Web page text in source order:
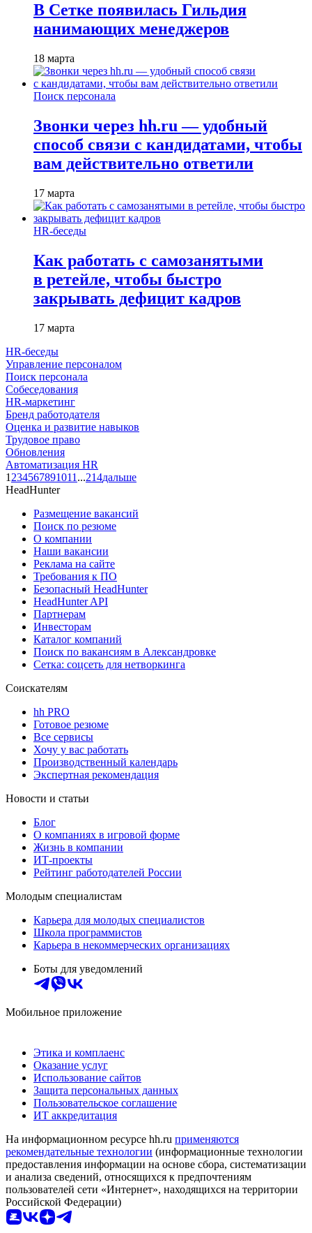
В Сетке появилась Гильдия
нанимающих менеджеров
18 марта
Поиск персонала
Звонки через hh.ru — удобный
способ связи с кандидатами, чтобы
вам действительно ответили
17 марта
HR-беседы
Как работать с самозанятыми
в ретейле, чтобы быстро
закрывать дефицит кадров
17 марта
HR-беседы
Управление персоналом
Поиск персонала
Собеседования
HR-маркетинг
Бренд работодателя
Оценка и развитие навыков
Трудовое право
Обновления
Автоматизация HR
1 234567891011 ...214дальше
HeadHunter
Размещение вакансий
Поиск по резюме
О компании
Наши вакансии
Реклама на сайте
Требования к ПО
Безопасный HeadHunter
HeadHunter API
Партнерам
Инвесторам
Каталог компаний
Поиск по вакансиям в Александровке
Сетка: соцсеть для нетворкинга
Соискателям
hh PRO
Готовое резюме
Все сервисы
Хочу у вас работать
Производственный календарь
Экспертная рекомендация
Новости и статьи
Блог
О компаниях в игровой форме
Жизнь в компании
ИТ-проекты
Рейтинг работодателей России
Молодым специалистам
Карьера для молодых специалистов
Школа программистов
Карьера в некоммерческих организациях
Боты для уведомлений
Мобильное приложение
Этика и комплаенс
Оказание услуг
Использование сайтов
Защита персональных данных
Пользовательское соглашение
ИТ аккредитация
На информационном ресурсе hh.ru применяются
рекомендательные технологии (информационные технологии
предоставления информации на основе сбора, систематизации
и анализа сведений, относящихся к предпочтениям
пользователей сети «Интернет», находящихся на территории
Российской Федерации)